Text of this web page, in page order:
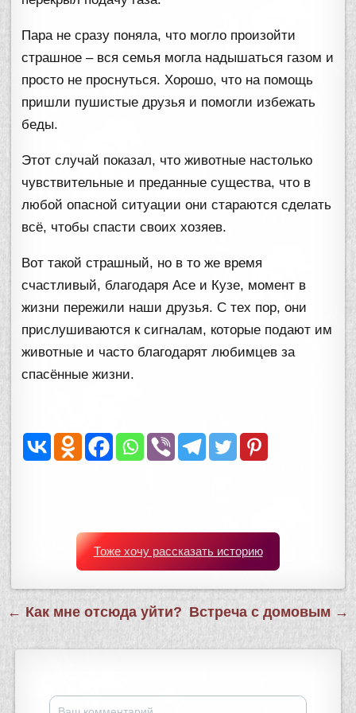
Пара не сразу поняла, что могло произойти
страшное – вся семья могла надышаться газом и
просто не проснуться. Хорошо, что на помощь
пришли пушистые друзья и помогли избежать
беды.
Этот случай показал, что животные настолько
чувствительные и преданные существа, что в
любой опасной ситуации они стараются сделать
всё, чтобы спасти своих хозяев.
Вот такой страшный, но в то же время
счастливый, благодаря Асе и Кузе, момент в
жизни пережили наши друзья. С тех пор, они
прислушиваются к сигналам, которые подают им
животные и часто благодарят любимцев за
спасённые жизни.
Тоже хочу рассказать историю
Навигация
по
записям
← Как мне отсюда уйти? Встреча с домовым →